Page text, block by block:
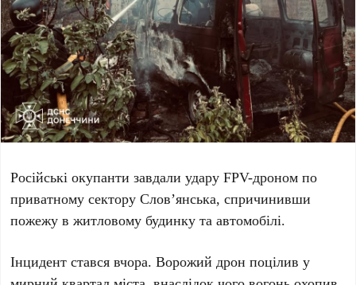
Російські окупанти завдали ударуFPV-дроном по
приватному секторуСлов’янська, спричинивши
пожежу в житловому будинку та автомобілі.
Інцидент ставсявчора. Ворожий дрон поцілив у